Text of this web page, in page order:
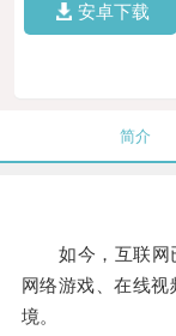
安卓下载
简介
如今，互联网已
网络游戏、在线
境。